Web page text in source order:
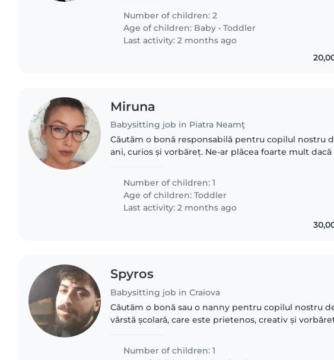
Number of children: 2
Age of children: Baby •Toddler
Last activity: 2 months ago
Miruna
Babysitting job in Piatra Neamţ
Căutăm o bonă responsabilă pentru copilul nostru
ani, curios și vorbăreț. Ne-ar plăcea foarte mult dacă
primitoare,..
Number of children: 1
Age of children:Toddler
Last activity: 2 months ago
Spyros
Babysitting job in Craiova
Căutăm o bonă sau o nanny pentru copilul nostru
vârstă școlară, care este prietenos, creativ și
îi stimuleze..
Number of children: 1